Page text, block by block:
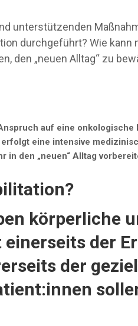
unterstützenden
durchgeführt? Wie kann
den „neuen Alltag“ zu
auf eine onkologische
eine intensive
in den „neuen“ Alltag
körperliche
der
der